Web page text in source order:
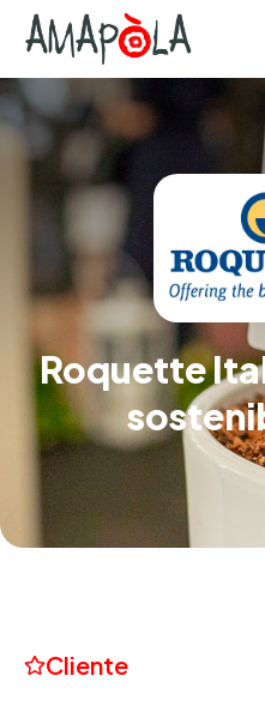
Roquette
Cliente